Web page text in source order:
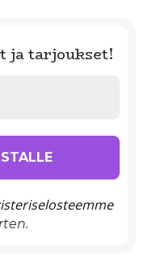
ja tarjoukset!